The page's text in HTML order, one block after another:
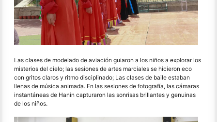
Las clases de modelado de aviación guiaron a los niños a explorar los
misterios del cielo; las sesiones de artes marciales se hicieron eco
con gritos claros y ritmo disciplinado; Las clases de baile estaban
llenas de música animada. En las sesiones de fotografía, las cámaras
instantáneas de Hanin capturaron las sonrisas brillantes y genuinas
de los niños.